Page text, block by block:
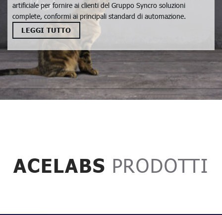
artificiale per fornire ai clienti del Gruppo Syncro soluzioni
complete, conformi ai principali standard di automazione.
LEGGI TUTTO
ACELABS PRODOTTI